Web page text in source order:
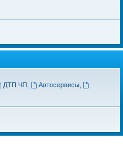
ДТП ЧП Автосервисы,